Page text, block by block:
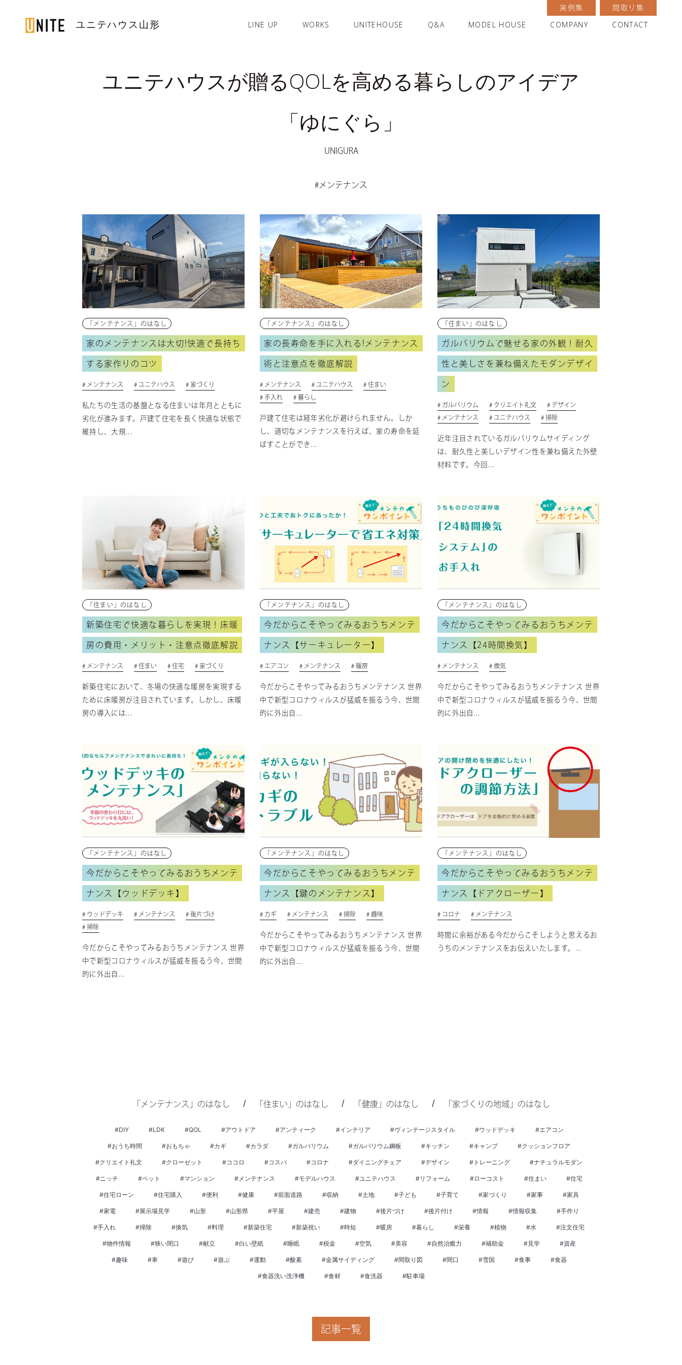
ユニテハウス山形
実例集 間取り集
LINE UP WORKS UNITEHOUSE Q&A MODEL HOUSE COMPANY CONTACT
MODEL HOUSE ユニテ山形のモデルハウス
COMPANY 会社について
お知らせ
- RECRUIT 採用情報
- CORPORATE
お問い合わせ
DICTIONARY 住宅用語大辞典
UNIGURA QOLを高める暮らしのアイディア
CONTACT
ユニテハウスが贈るQOLを高める暮らしのアイデア
「ゆにぐら」
UNIGURA
#メンテナンス
「メンテナンス」のはなし
家のメンテナンスは大切!快適で長持ち
する家作りのコツ
# メンテナンス # ユニテハウス # 家づくり
私たちの生活の基盤となる住まいは年月とともに
劣化が進みます。戸建て住宅を長く快適な状態で
維持し、大規...
「メンテナンス」のはなし
家の長寿命を手に入れる!メンテナンス
術と注意点を徹底解説
# メンテナンス # ユニテハウス # 住まい
# 手入れ # 暮らし
戸建て住宅は経年劣化が避けられません。しか
し、適切なメンテナンスを行えば、家の寿命を延
ばすことができ...
「住まい」のはなし
ガルバリウムで魅せる家の外観！耐久
性と美しさを兼ね備えたモダンデザイ
ン
# ガルバリウム # クリエイト礼文 # デザイン
# メンテナンス # ユニテハウス # 掃除
近年注目されているガルバリウムサイディング
は、耐久性と美しいデザイン性を兼ね備えた外壁
材料です。今回...
「住まい」のはなし
新築住宅で快適な暮らしを実現！床暖
房の費用・メリット・注意点徹底解説
# メンテナンス # 住まい # 住宅 # 家づくり
新築住宅において、冬場の快適な暖房を実現する
ために床暖房が注目されています。しかし、床暖
房の導入には...
「メンテナンス」のはなし
今だからこそやってみるおうちメンテ
ナンス【サーキュレーター】
# エアコン # メンテナンス # 暖房
今だからこそやってみるおうちメンテナンス 世界
中で新型コロナウィルスが猛威を振るう今、世間
的に外出自...
「メンテナンス」のはなし
今だからこそやってみるおうちメンテ
ナンス【24時間換気】
# メンテナンス # 換気
今だからこそやってみるおうちメンテナンス 世界
中で新型コロナウィルスが猛威を振るう今、世間
的に外出自...
「メンテナンス」のはなし
今だからこそやってみるおうちメンテ
ナンス【ウッドデッキ】
# ウッドデッキ # メンテナンス # 後片づけ
# 掃除
今だからこそやってみるおうちメンテナンス 世界
中で新型コロナウィルスが猛威を振るう今、世間
的に外出自...
「メンテナンス」のはなし
今だからこそやってみるおうちメンテ
ナンス【鍵のメンテナンス】
# カギ # メンテナンス # 掃除 # 趣味
今だからこそやってみるおうちメンテナンス 世界
中で新型コロナウィルスが猛威を振るう今、世間
的に外出自...
「メンテナンス」のはなし
今だからこそやってみるおうちメンテ
ナンス【ドアクローザー】
# コロナ # メンテナンス
時間に余裕がある今だからこそしようと思えるお
うちのメンテナンスをお伝えいたします。...
「メンテナンス」のはなし / 「住まい」のはなし / 「健康」のはなし / 「家づくりの地域」のはなし
#DIY #LDK #QOL #アウトドア #アンティーク #インテリア #ヴィンテージスタイル #ウッドデッキ #エアコン
#おうち時間 #おもちゃ #カギ #カラダ #ガルバリウム #ガルバリウム鋼板 #キッチン #キャンプ #クッションフロア
#クリエイト礼文 #クローゼット #ココロ #コスパ #コロナ #ダイニングチェア #デザイン #トレーニング #ナチュラルモダン
#ニッチ #ペット #マンション #メンテナンス #モデルハウス #ユニテハウス #リフォーム #ローコスト #住まい #住宅
#住宅ローン #住宅購入 #便利 #健康 #前面道路 #収納 #土地 #子ども #子育て #家づくり #家事 #家具
#家電 #展示場見学 #山形 #山形県 #平屋 #建売 #建物 #後片づけ #後片付け #情報 #情報収集 #手作り
#手入れ #掃除 #換気 #料理 #新築住宅 #新築祝い #時短 #暖房 #暮らし #栄養 #植物 #水 #注文住宅
#物件情報 #狭い間口 #献立 #白い壁紙 #睡眠 #税金 #空気 #美容 #自然治癒力 #補助金 #見学 #資産
#趣味 #車 #遊び #遊ぶ #運動 #酸素 #金属サイディング #間取り図 #間口 #雪国 #食事 #食器
#食器洗い洗浄機 #食材 #食洗器 #駐車場
記事一覧